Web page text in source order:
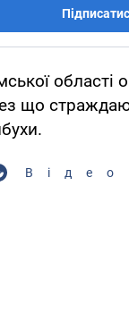
області
що